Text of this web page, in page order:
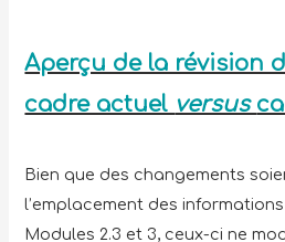
Aperçu de la révision
cadre actuel versus
Bien que des changements
l’emplacement des
Modules 2.3 et 3, ceux-ci ne